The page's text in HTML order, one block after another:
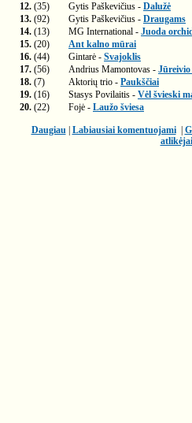
12. (35) Gytis Paškevičius - Dalužė
13. (92) Gytis Paškevičius - Draugams
14. (13) MG International - Juoda
15. (20)
Ant kalno mūrai
16. (44) Gintarė - Svajoklis
17. (56) Andrius Mamontovas -
18. (7) Aktorių trio - Paukščiai
19. (16) Stasys Povilaitis - Vėl švieski
20. (22) Fojė - Laužo šviesa
Daugiau| Labiausiai komentuojami|
atlikėjai